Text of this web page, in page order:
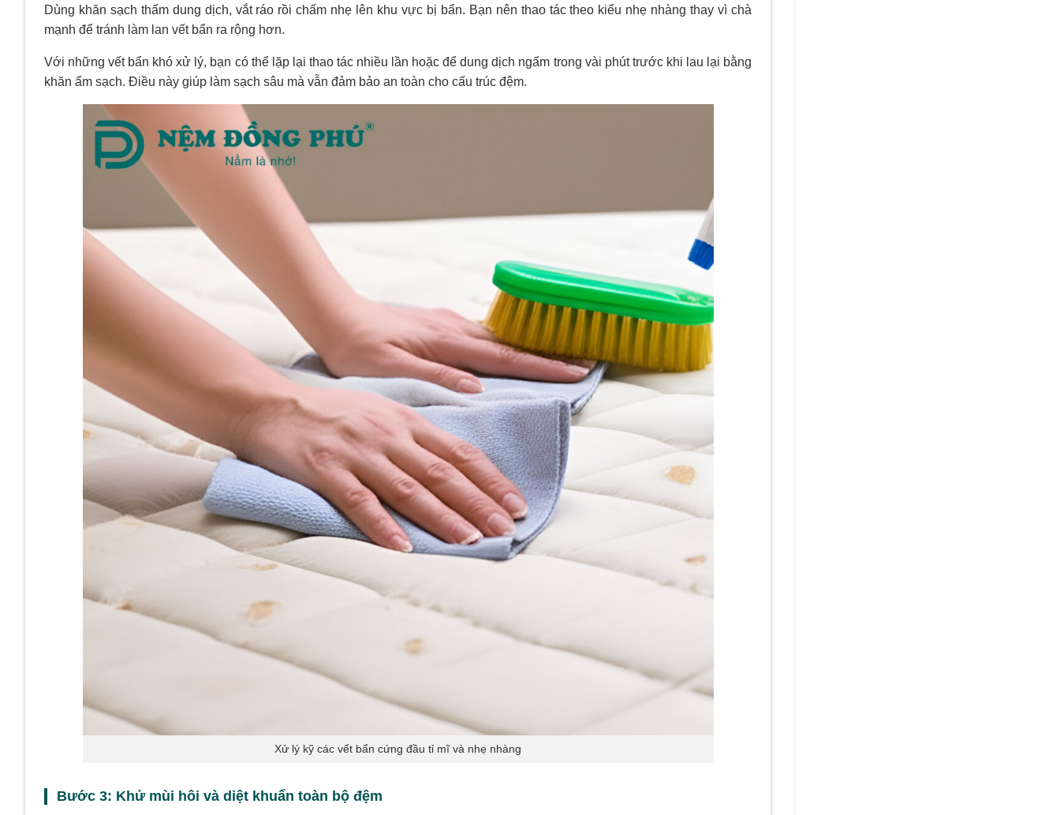
Dùng khăn sạch thấm dung dịch, vắt ráo rồi chấm nhẹ lên khu vực bị bẩn. Bạn nên thao tác theo kiểu nhẹ nhàng thay vì chà
mạnh để tránh làm lan vết bẩn ra rộng hơn.
Với những vết bẩn khó xử lý, bạn có thể lặp lại thao tác nhiều lần hoặc để dung dịch ngấm trong vài phút trước khi lau lại bằng
khăn ẩm sạch. Điều này giúp làm sạch sâu mà vẫn đảm bảo an toàn cho cấu trúc đệm.
Xử lý kỹ các vết bẩn cứng đầu tỉ mĩ và nhẹ nhàng
Bước 3: Khử mùi hôi và diệt khuẩn toàn bộ đệm